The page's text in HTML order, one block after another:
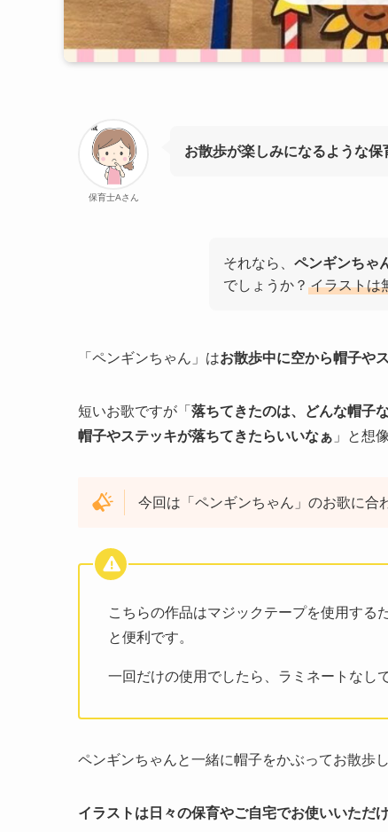
保育士Aさん
お散歩が楽しみになるような保
それなら、 ペンギンちゃ
でしょうか？ イラストは
「ペンギンちゃん」はお散歩中に空から帽子や
短いお歌ですが「 落ちてきたのは、どんな帽子
帽子やステッキが落ちてきたらいいなぁ 」と想
今回は「ペンギンちゃん」のお歌に合
こちらの作品はマジックテープを使用するた
と便利です。
一回だけの使用でしたら、ラミネートなし
ペンギンちゃんと一緒に帽子をかぶってお散歩
イラストは日々の保育やご自宅でお使いいただけ